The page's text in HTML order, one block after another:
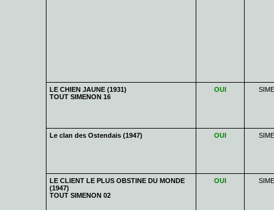
LE CHIEN JAUNE (1931)
TOUT SIMENON 16
OUI
Le clan des Ostendais (1947) OUI
LE CLIENT LE PLUS OBSTINE DU MONDE
(1947)
TOUT SIMENON 02
OUI